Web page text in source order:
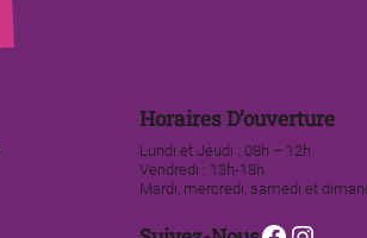
Horaires D’ouverture
Lundi et Jeudi : 08h – 12h
Vendredi : 13h-18h
Mardi, mercredi, samedi et